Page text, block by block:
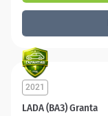
LADA (ВАЗ) Granta
2021